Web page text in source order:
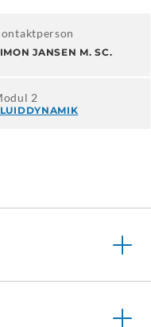
JANSEN M. SC.
2